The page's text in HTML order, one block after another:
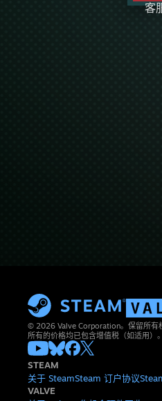
客
© 2026 Valve Corporation。保留所有
所有的价格均已包含增值税（如适用）。
STEAM
关于 SteamSteam 订户协议
VALVE